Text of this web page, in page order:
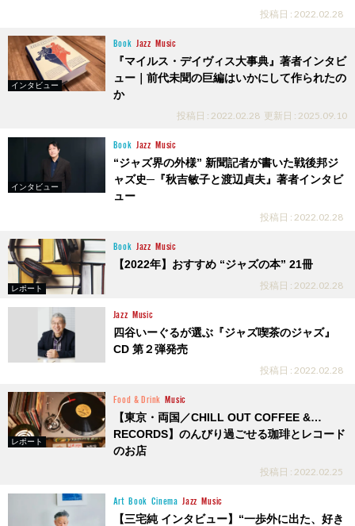
投稿日 : 2022.02.28
インタビュー
Book Jazz Music
『マイルス・デイヴィス大事典』著者インタビ
ュー｜前代未聞の巨編はいかにして作られたの
か
投稿日 : 2022.02.28 更新日 : 2025.09.10
インタビュー
Book Jazz Music
“ジャズ界の外様” 新聞記者が書いた戦後邦ジ
ャズ史─『秋吉敏子と渡辺貞夫』著者インタビ
ュー
投稿日 : 2022.02.28
レポート
Book Jazz Music
【2022年】おすすめ “ジャズの本” 21冊
投稿日 : 2022.02.28
Jazz Music
四谷いーぐるが選ぶ『ジャズ喫茶のジャズ』
CD 第２弾発売
投稿日 : 2022.02.28
レポート
Food & Drink Music
【東京・両国／CHILL OUT COFFEE &…
RECORDS】のんびり過ごせる珈琲とレコード
のお店
投稿日 : 2022.02.25
Art Book Cinema Jazz Music
【三宅純 インタビュー】“一歩外に出た、好き